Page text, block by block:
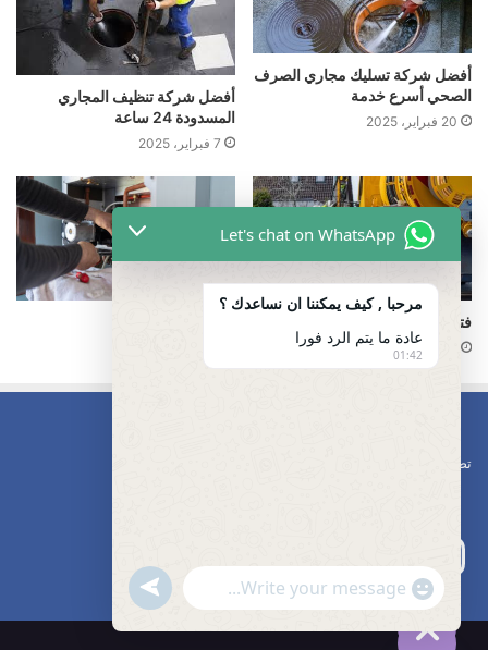
أفضل شركة تسليك مجاري الصرف
الصحي أسرع خدمة
20 فبراير، 2025
أفضل شركة تنظيف المجاري
المسدودة 24 ساعة
7 فبراير، 2025
فتح مجاري الصرف الصحي
تصليح مضخات
Let's chat on WhatsApp
مرحبا , كيف يمكننا ان نساعدك ؟
عادة ما يتم الرد فورا
01:42
"+chaty_settings.lang.emoji_picker+"
WhatsApp
undefined